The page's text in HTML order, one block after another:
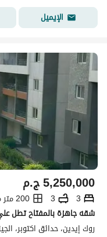
الإيميل
ج.م5,250,000
3
3
200 متر مربع
روك إيدين، حدائق اكتوبر،